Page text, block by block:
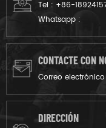
Tel : +86-
Whatsapp :
CONTACTE CON
Correo
DIRECCIÓN